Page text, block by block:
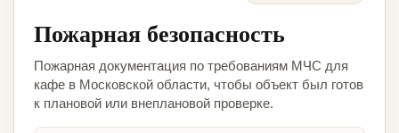
Пожарная безопасность
Пожарная документация по требованиям МЧС для
кафе в Московской области, чтобы объект был готов
к плановой или внеплановой проверке.